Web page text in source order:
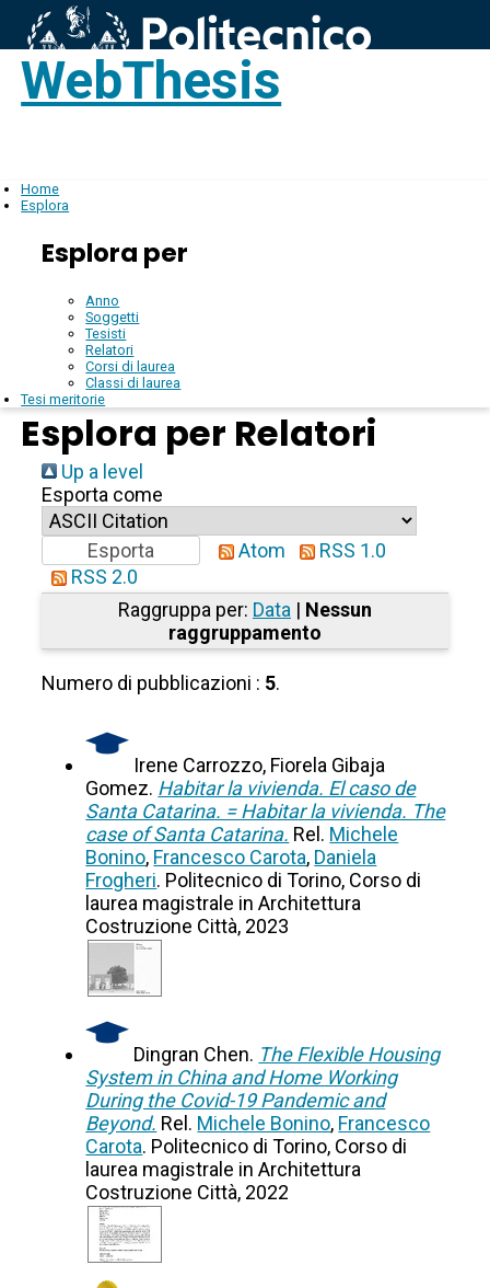
WebThesis
Home
Esplora
Esplora per
Anno
Soggetti
Tesisti
Relatori
Corsi di laurea
Classi di laurea
Tesi meritorie
Esplora per Relatori
Up a level
Esporta come
Atom
RSS 1.0
RSS 2.0
Raggruppa per: Data | Nessun
raggruppamento
Numero di pubblicazioni : 5.
Irene Carrozzo, Fiorela Gibaja
Gomez. Habitar la vivienda. El caso de
Santa Catarina. = Habitar la vivienda. The
case of Santa Catarina. Rel. Michele
Bonino, Francesco Carota, Daniela
Frogheri. Politecnico di Torino, Corso di
laurea magistrale in Architettura
Costruzione Città, 2023
Dingran Chen. The Flexible Housing
System in China and Home Working
During the Covid-19 Pandemic and
Beyond. Rel. Michele Bonino, Francesco
Carota. Politecnico di Torino, Corso di
laurea magistrale in Architettura
Costruzione Città, 2022